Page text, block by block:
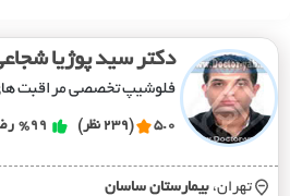
دکتر سید پوژیا
فلوشیپ تخصصی مراقبت
5.0 (239 نظر) %99
تهران، بيمارستان ساسان